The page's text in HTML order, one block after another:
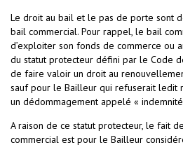
Le droit au bail et le pas de porte sont
bail commercial. Pour rappel, le bail
d’exploiter son fonds de commerce ou
du statut protecteur défini par le Code
de faire valoir un droit au
sauf pour le Bailleur qui refuserait ledit
un dédommagement appelé « indemnité
A raison de ce statut protecteur, le fait
commercial est pour le Bailleur